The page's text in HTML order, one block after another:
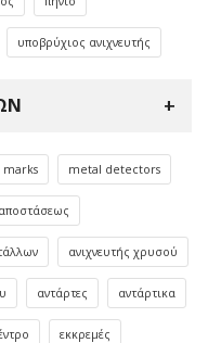
υποβρύχιος ανιχνευτής
marks metal detectors
αποστάσεως
ανιχνευτής χρυσού
αντάρτες αντάρτικα
εκκρεμές